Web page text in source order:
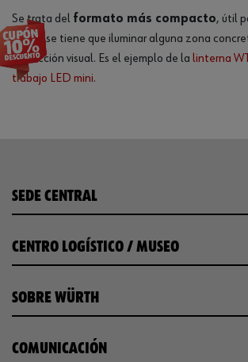
Se trata del formato más compacto, útil
donde se tiene que iluminar alguna zona
inspección visual. Es el ejemplo de la linterna
trabajo LED mini.
SEDE CENTRAL
CENTRO LOGÍSTICO / MUSEO
SOBRE WÜRTH
COMUNICACIÓN